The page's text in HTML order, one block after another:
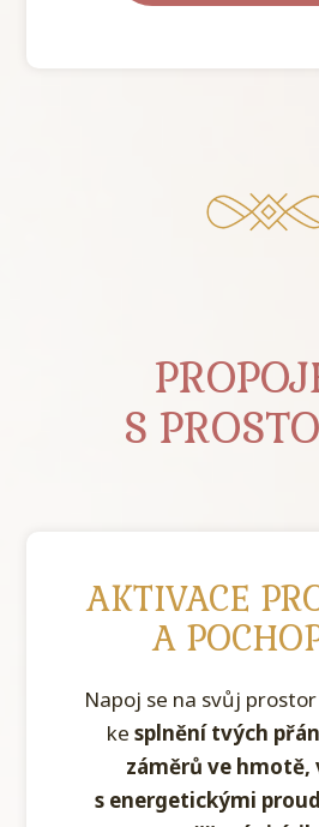
S
AKTIVACE
A
Napoj se na svůj
ke splnění tvých
záměrů ve hmotě,
s energetickými